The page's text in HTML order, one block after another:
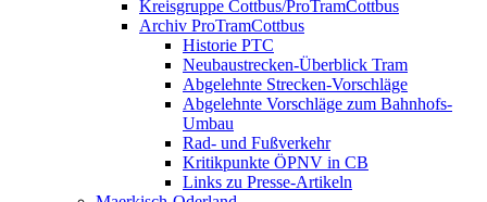
Kreisgruppe Cottbus/ProTramCottbus
Archiv ProTramCottbus
Historie PTC
Neubaustrecken-Überblick Tram
Abgelehnte Strecken-Vorschläge
Abgelehnte Vorschläge zum Bahnhofs-
Umbau
Rad- und Fußverkehr
Kritikpunkte ÖPNV in CB
Links zu Presse-Artikeln